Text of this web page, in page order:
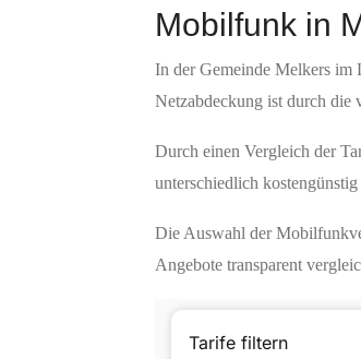
Mobilfunk in
In der Gemeinde Melkers im
Netzabdeckung ist durch die
Durch einen Vergleich der
unterschiedlich
Die Auswahl der
Angebote transparent